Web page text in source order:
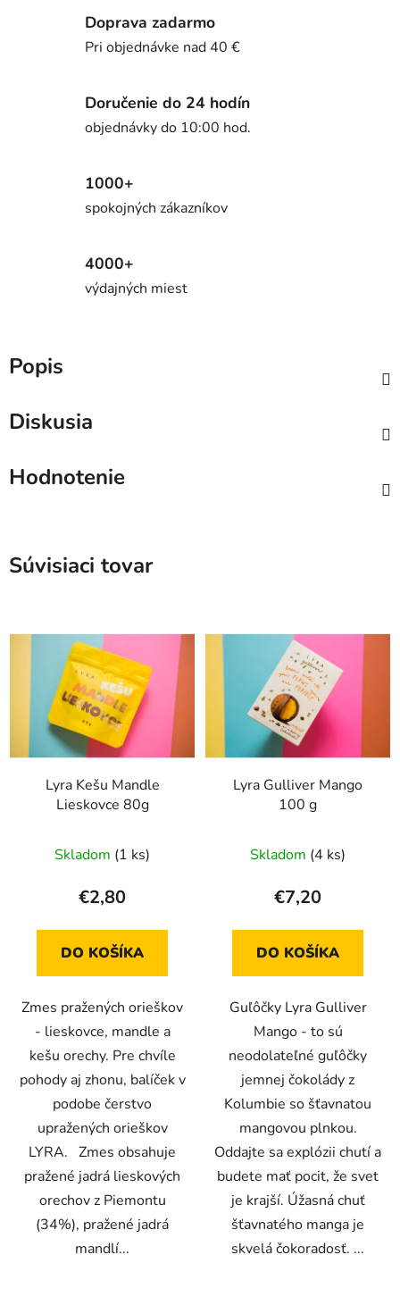
Doprava zadarmo
Pri objednávke nad 40 €
Doručenie do 24 hodín
objednávky do 10:00 hod.
1000+
spokojných zákazníkov
4000+
výdajných miest
Popis
Diskusia
Hodnotenie
Súvisiaci tovar
Lyra Kešu Mandle
Lieskovce 80g
Skladom (1 ks)
€2,80
DO KOŠÍKA
Zmes pražených orieškov
- lieskovce, mandle a
kešu orechy. Pre chvíle
pohody aj zhonu, balíček v
podobe čerstvo
upražených orieškov
LYRA. Zmes obsahuje
pražené jadrá lieskových
orechov z Piemontu
(34%), pražené jadrá
mandlí...
Lyra Gulliver Mango
100 g
Skladom (4 ks)
€7,20
DO KOŠÍKA
Guľôčky Lyra Gulliver
Mango - to sú
neodolateľné guľôčky
jemnej čokolády z
Kolumbie so šťavnatou
mangovou plnkou.
Oddajte sa explózii chutí a
budete mať pocit, že svet
je krajší. Úžasná chuť
šťavnatého manga je
skvelá čokoradosť. ...